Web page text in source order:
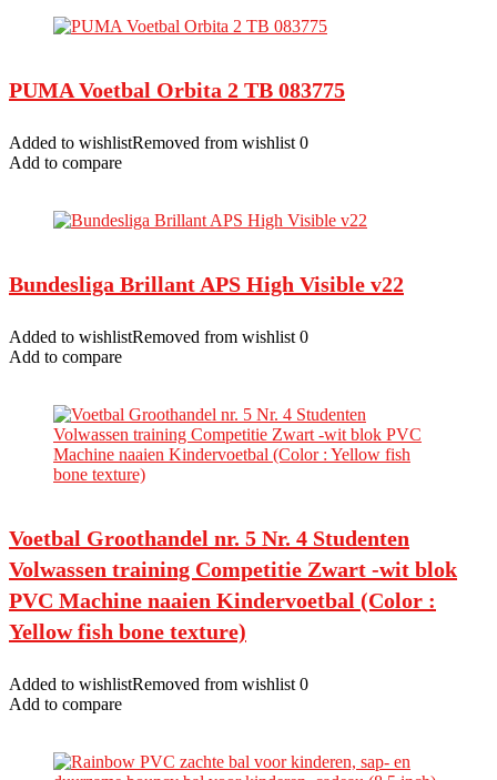
PUMA Voetbal Orbita 2 TB 083775
Added to wishlistRemoved from wishlist 0
Add to compare
Bundesliga Brillant APS High Visible v22
Added to wishlistRemoved from wishlist 0
Add to compare
Voetbal Groothandel nr. 5 Nr. 4 Studenten
Volwassen training Competitie Zwart -wit blok
PVC Machine naaien Kindervoetbal (Color :
Yellow fish bone texture)
Added to wishlistRemoved from wishlist 0
Add to compare